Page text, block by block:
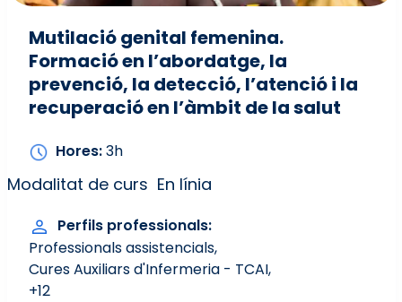
Mutilació genital femenina.
Formació en l’abordatge, la
prevenció, la detecció, l’atenció i la
recuperació en l’àmbit de la salut
Hores 3h
Modalitat de curs En línia
Perfils professionals
Professionals assistencials
Cures Auxiliars d'Infermeria - TCAI
+12